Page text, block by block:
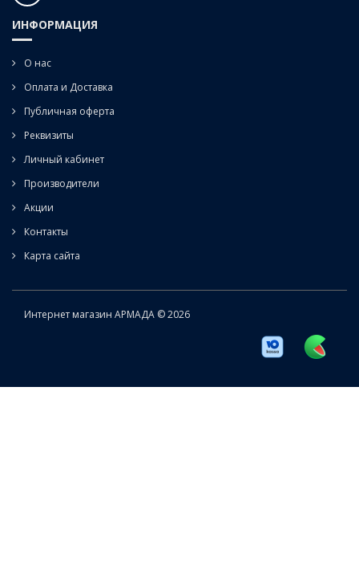
ИНФОРМАЦИЯ
О нас
Оплата и Доставка
Публичная оферта
Реквизиты
Личный кабинет
Производители
Акции
Контакты
Карта сайта
Интернет магазин АРМАДА © 2026